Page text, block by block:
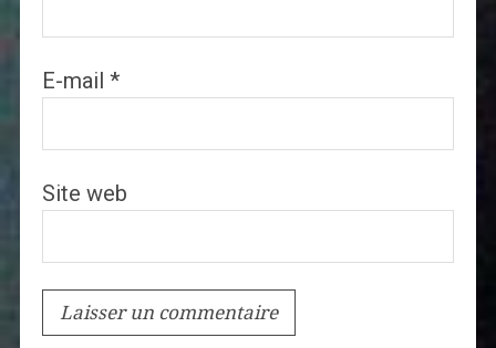
E-mail *
Site web